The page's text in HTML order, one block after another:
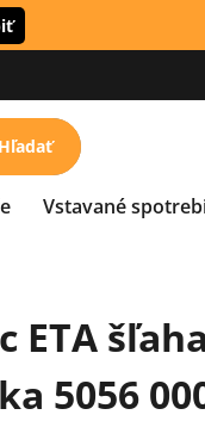
Hľadať
Vstavané
ETA
5056